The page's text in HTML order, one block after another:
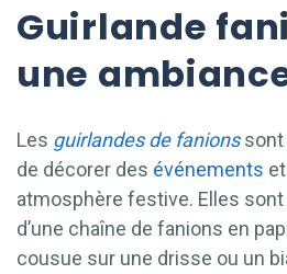
Guirlande
une
Les guirlandes de fanionssont
de décorer des événements
atmosphère festive. Elles
d’une chaîne de fanions en
cousue sur une drisse ou un